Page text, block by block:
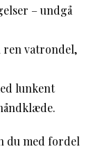
– undgå
ren vatrondel,
lunkent
du med fordel